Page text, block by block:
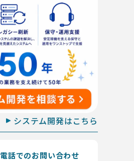
システム開発はこちら
電話でのお問い合わせ